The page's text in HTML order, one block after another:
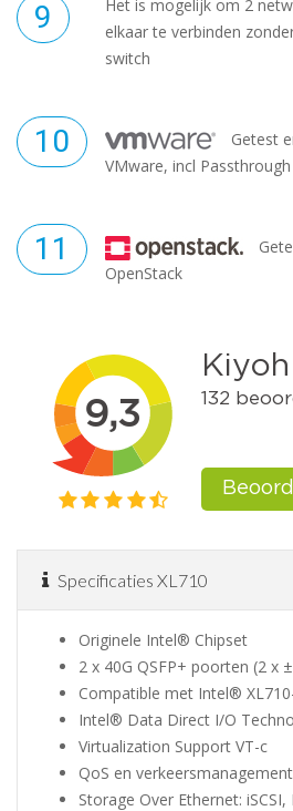
Het is mogelijk om 2
elkaar te verbinden
switch
Getest
VMware, incl Passthrough
OpenStack
Specificaties XL710
Originele Intel® Chipset
2 x 40G QSFP+ poorten (2 x
Compatible met Intel®
Intel® Data Direct I/O
Virtualization Support VT-c
QoS en
Storage Over Ethernet: iSCSI,